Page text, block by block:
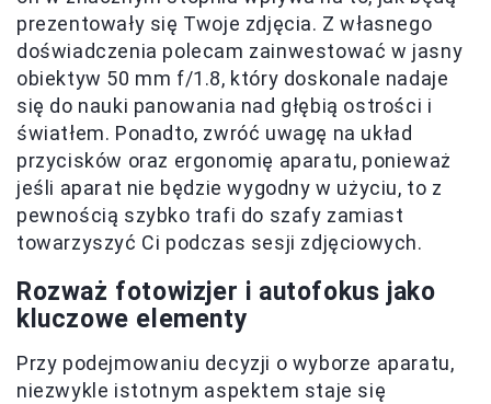
prezentowały się Twoje zdjęcia. Z własnego
doświadczenia polecam zainwestować w jasny
obiektyw 50 mm f/1.8, który doskonale nadaje
się do nauki panowania nad głębią ostrości i
światłem. Ponadto, zwróć uwagę na układ
przycisków oraz ergonomię aparatu, ponieważ
jeśli aparat nie będzie wygodny w użyciu, to z
pewnością szybko trafi do szafy zamiast
towarzyszyć Ci podczas sesji zdjęciowych.
Rozważ fotowizjer i autofokus jako
kluczowe elementy
Przy podejmowaniu decyzji o wyborze aparatu,
niezwykle istotnym aspektem staje się